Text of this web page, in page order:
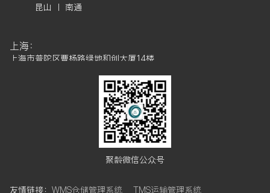
昆山 丨 南通
上海：
上海市普陀区曹杨路绿地和创大厦14楼
成都市高新区天府软件园D区6栋7楼
武汉市武昌区武珞路421号帝斯曼国际中心15楼
广州市金发科技创新社区5栋5楼聚龄微信公众号
友情链接： WMS仓储管理系统 TMS运输管理系统